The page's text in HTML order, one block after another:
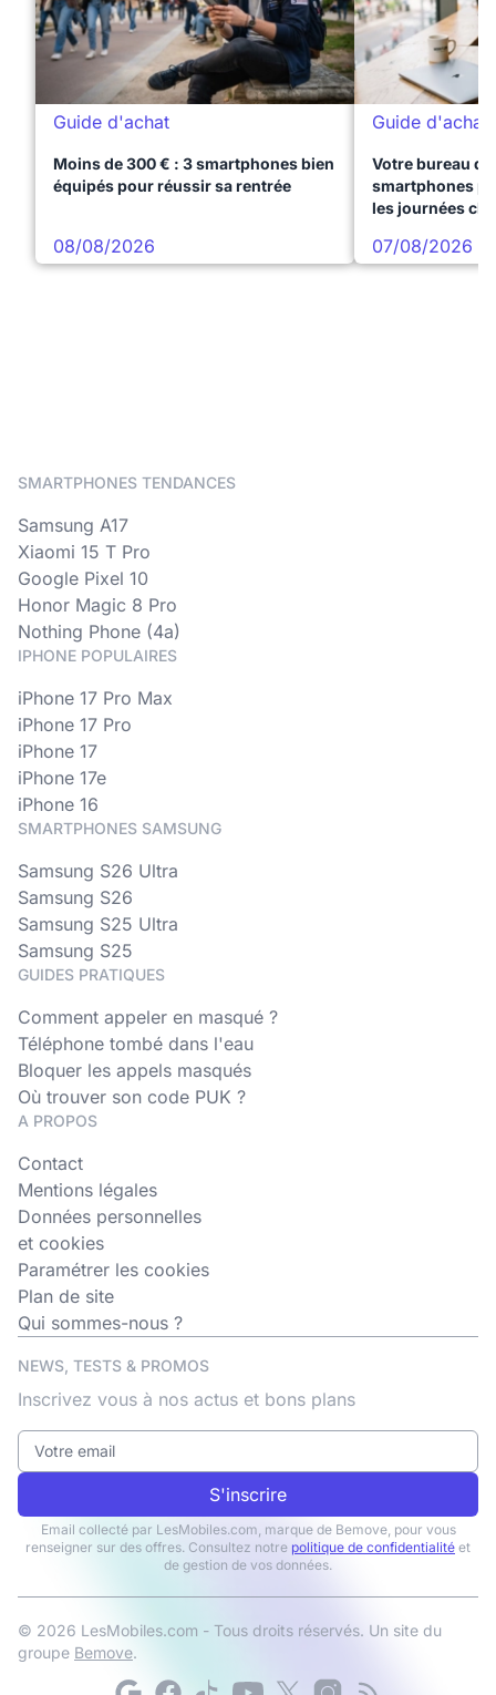
Guide d'achat
Moins de 300 € : 3 smartphones bien
équipés pour réussir sa rentrée
08/08/2026
Guide d'achat
Votre bureau
smartphones
les journées
07/08/2026
SMARTPHONES TENDANCES
Samsung A17
Xiaomi 15 T Pro
Google Pixel 10
Honor Magic 8 Pro
Nothing Phone (4a)
IPHONE POPULAIRES
iPhone 17 Pro Max
iPhone 17 Pro
iPhone 17
iPhone 17e
iPhone 16
SMARTPHONES SAMSUNG
Samsung S26 Ultra
Samsung S26
Samsung S25 Ultra
Samsung S25
GUIDES PRATIQUES
Comment appeler en masqué ?
Téléphone tombé dans l'eau
Bloquer les appels masqués
Où trouver son code PUK ?
A PROPOS
Contact
Mentions légales
Données personnelles
et cookies
Paramétrer les cookies
Plan de site
Qui sommes-nous ?
NEWS, TESTS & PROMOS
Inscrivez vous à nos actus et bons plans
S'inscrire
Email collecté par LesMobiles.com, marque de Bemove, pour vous
renseigner sur des offres. Consultez notre politique de confidentialité et
de gestion de vos données.
© 2026 LesMobiles.com - Tous droits réservés. Un site du
groupe Bemove.